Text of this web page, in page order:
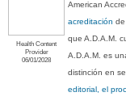
Health Content
Provider
06/01/2028
American
acreditación
que A.D.A.M.
A.D.A.M. es
distinción en
editorial, el